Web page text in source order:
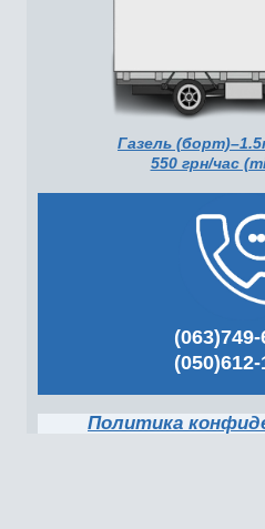
Газель
550 грн/час
Политика